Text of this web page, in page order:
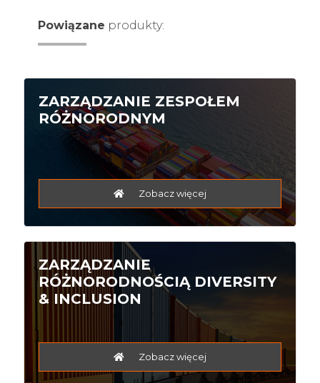
Powiązane produkty:
ZARZĄDZANIE ZESPOŁEM
RÓŻNORODNYM
Zobacz więcej
ZARZĄDZANIE
RÓŻNORODNOŚCIĄ DIVERSITY
& INCLUSION
Zobacz więcej